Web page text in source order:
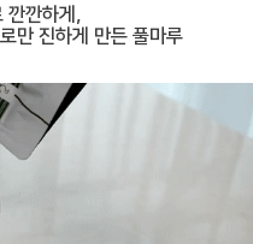
깐깐하게,
만 진하게 만든 풀마루